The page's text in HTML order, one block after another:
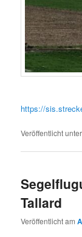
https://
Veröffentlicht unter
Tallard
Veröffentlicht am